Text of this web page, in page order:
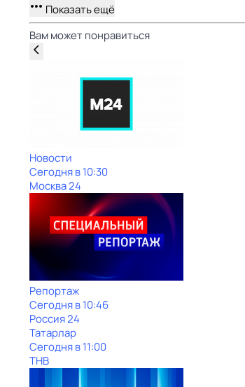
Показать ещё
Вам может понравиться
Новости
Сегодня в 10:30
Москва 24
Репортаж
Сегодня в 10:46
Россия 24
Татарлар
Сегодня в 11:00
ТНВ